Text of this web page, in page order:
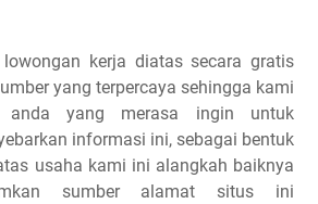
kerja diatas secara gratis
yang terpercaya sehingga kami
anda yang merasa ingin untuk
informasi ini, sebagai bentuk
usaha kami ini alangkah baiknya
sumber alamat situs ini